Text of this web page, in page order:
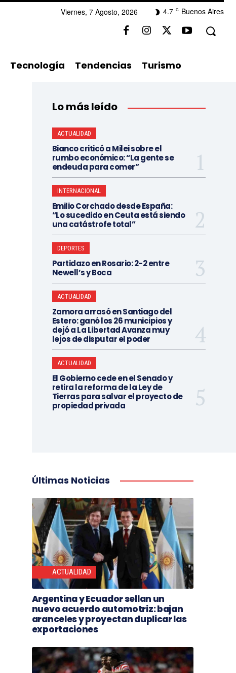
4.7 C Buenos Aires
Viernes, 7 Agosto, 2026
Tecnología Tendencias Turismo
Lo más leído
ACTUALIDAD
Bianco criticó a Milei sobre el
rumbo económico: “La gente se
endeuda para comer”
INTERNACIONAL
Emilio Corchado desde España:
“Lo sucedido en Ceuta está siendo
una catástrofe total”
DEPORTES
Partidazo en Rosario: 2-2 entre
Newell’s y Boca
ACTUALIDAD
Zamora arrasó en Santiago del
Estero: ganó los 26 municipios y
dejó a La Libertad Avanza muy
lejos de disputar el poder
ACTUALIDAD
El Gobierno cede en el Senado y
retira la reforma de la Ley de
Tierras para salvar el proyecto de
propiedad privada
Últimas Noticias
ACTUALIDAD
Argentina y Ecuador sellan un
nuevo acuerdo automotriz: bajan
aranceles y proyectan duplicar las
exportaciones